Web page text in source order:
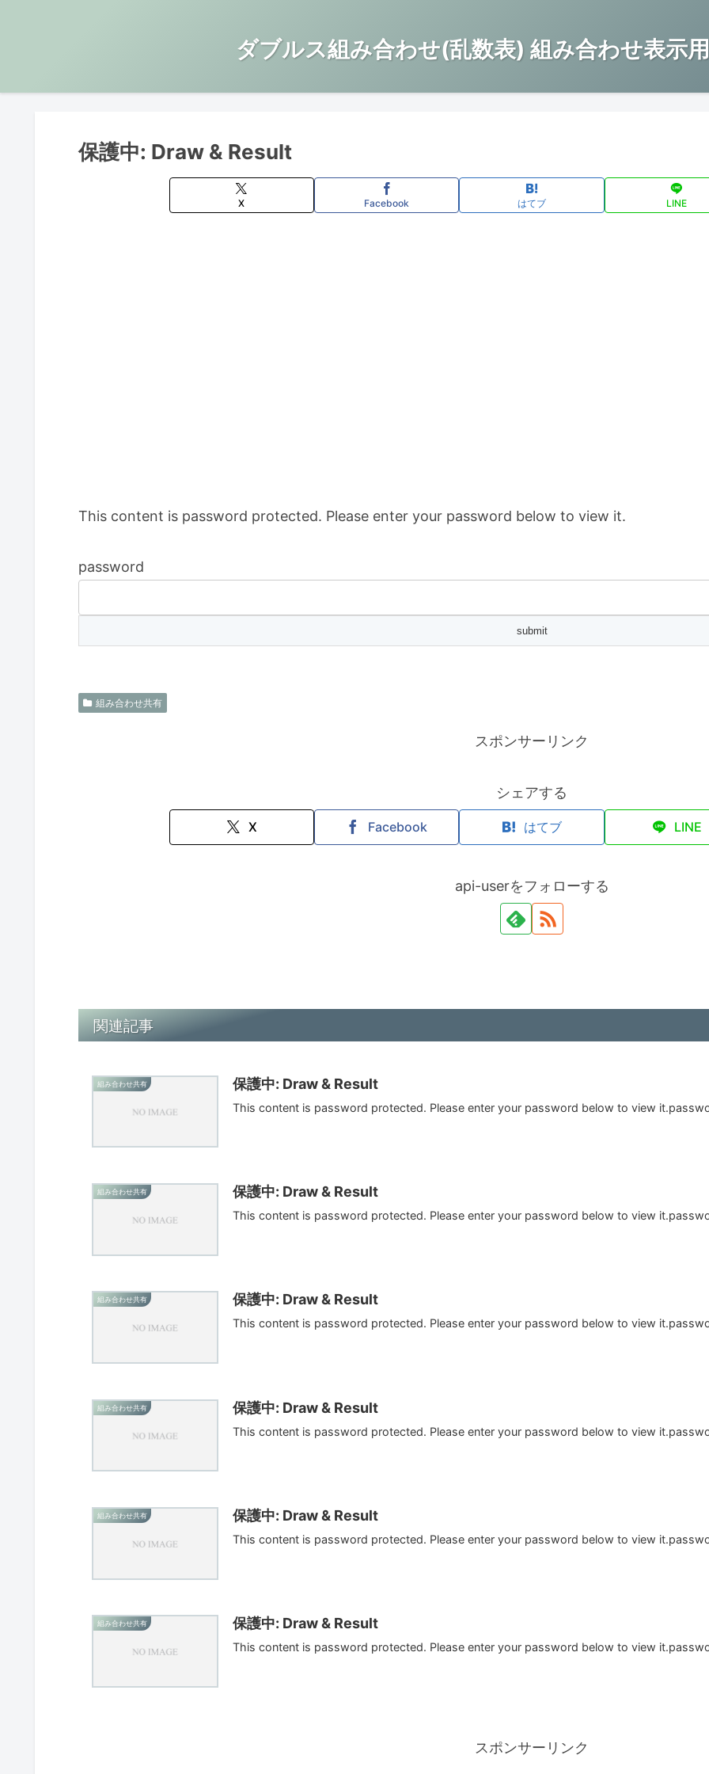
ダブルス組み合わせ(乱数表) 組み合わせ表示
保護中: Draw & Result
X Facebook はてブ LINE
This content is password protected. Please enter your password below to view it.
password
組み合わせ共有
スポンサーリンク
シェアする
X Facebook はてブ LINE
api-userをフォローする
関連記事
組み合わせ共有 保護中: Draw & Result
This content is password protected. Please enter your password below to view
組み合わせ共有 保護中: Draw & Result
This content is password protected. Please enter your password below to view
組み合わせ共有 保護中: Draw & Result
This content is password protected. Please enter your password below to view
組み合わせ共有 保護中: Draw & Result
This content is password protected. Please enter your password below to view
組み合わせ共有 保護中: Draw & Result
This content is password protected. Please enter your password below to view
組み合わせ共有 保護中: Draw & Result
This content is password protected. Please enter your password below to view
スポンサーリンク